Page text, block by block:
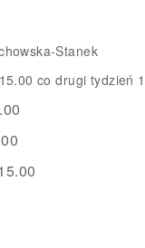
Stanek
co drugi tydzień